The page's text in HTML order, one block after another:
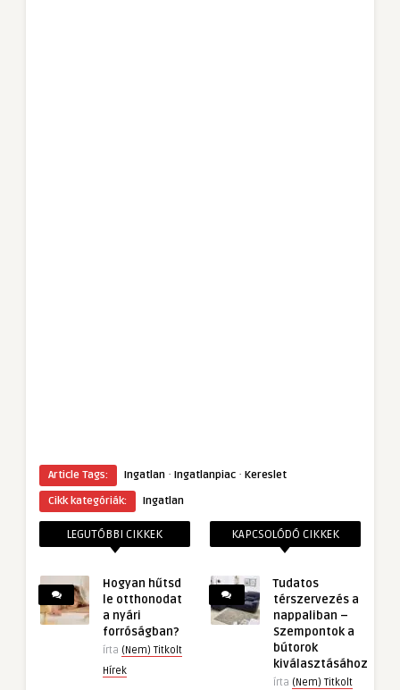
Article Tags: Ingatlan · Ingatlanpiac · Kereslet
Cikk kategóriák:
Ingatlan
LEGUTÓBBI CIKKEK
Hogyan hűtsd
le otthonodat
a nyári
forróságban?
írta (Nem) Titkolt
Hírek
KAPCSOLÓDÓ CIKKEK
Tudatos
térszervezés a
nappaliban –
Szempontok a
bútorok
kiválasztásához
írta (Nem) Titkolt